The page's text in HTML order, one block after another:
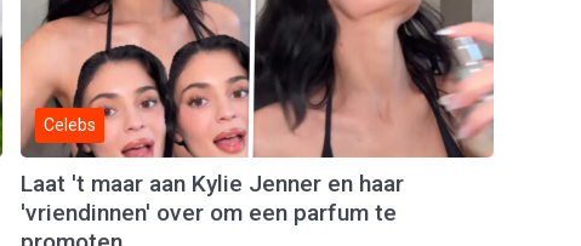
Celebs
Laat 't maar aan Kylie Jenner en haar
'vriendinnen' over om een parfum te